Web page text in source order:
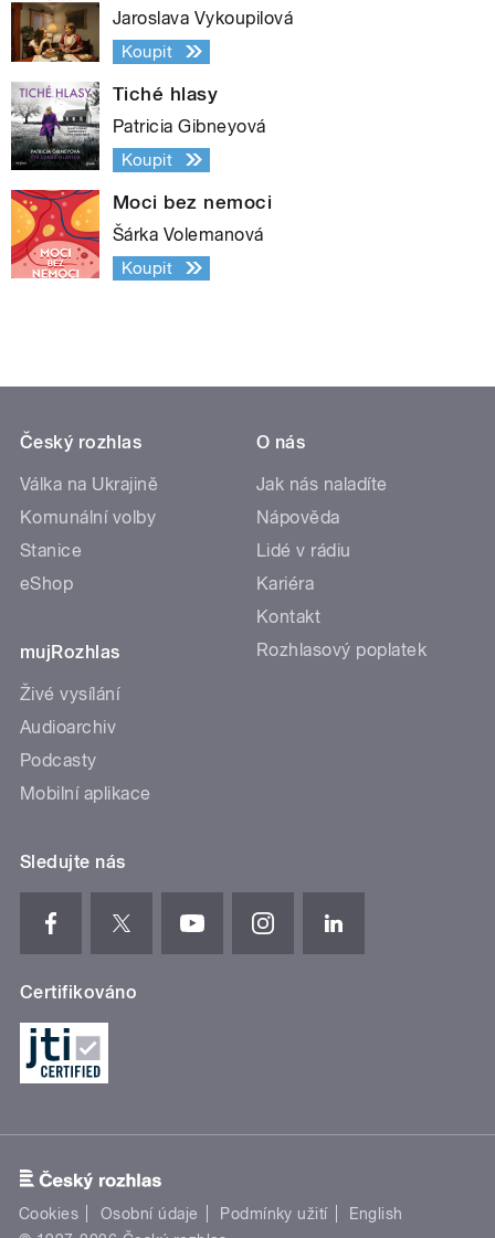
Jaroslava Vykoupilová
Koupit
Tiché hlasy
Patricia Gibneyová
Koupit
Moci bez nemoci
Šárka Volemanová
Koupit
Český rozhlas
Válka na Ukrajině
Komunální volby
Stanice
eShop
mujRozhlas
Živé vysílání
Audioarchiv
Podcasty
Mobilní aplikace
O nás
Jak nás naladíte
Nápověda
Lidé v rádiu
Kariéra
Kontakt
Rozhlasový poplatek
Sledujte nás
Certifikováno
Cookies Osobní údaje Podmínky užití
English